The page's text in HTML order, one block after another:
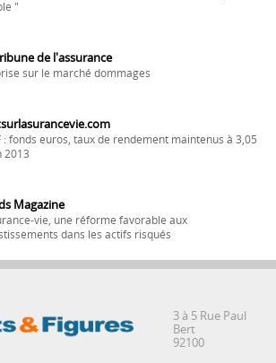
"
de l'assurance
sur le marché dommages
: fonds euros, taux de rendement maintenus à 3,05
2013
Magazine
vie, une réforme favorable aux
dans les actifs risqués
3 à 5 Rue Paul
Bert
92100